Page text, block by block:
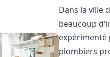
Dans la ville
beaucoup
expérimenté
plombiers